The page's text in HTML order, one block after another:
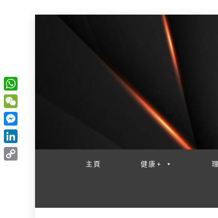
主頁 健康+
W
h
a
t
s
W
e
C
h
M
e
s
L
i